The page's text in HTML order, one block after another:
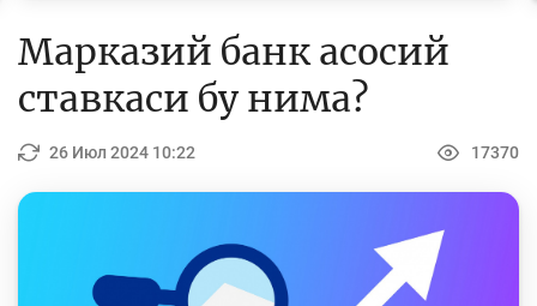
Ислом молияси
Тўлов ва ўтказмалар
Марказий банк асосий
ставкаси бу нима?
26 Июл 2024 10:22 17370